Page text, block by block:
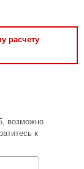
расчету
возможно
к